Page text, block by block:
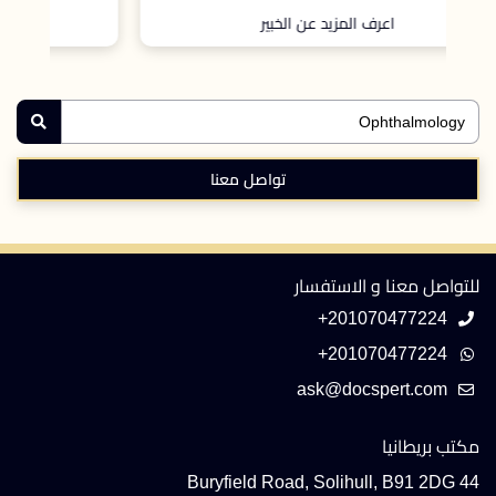
اعرف المزيد عن الخبير
تواصل معنا
للتواصل معنا و الاستفسار
+201070477224
+201070477224
مكتب بريطانيا
44 Buryfield Road, Solihull, B91 2DG